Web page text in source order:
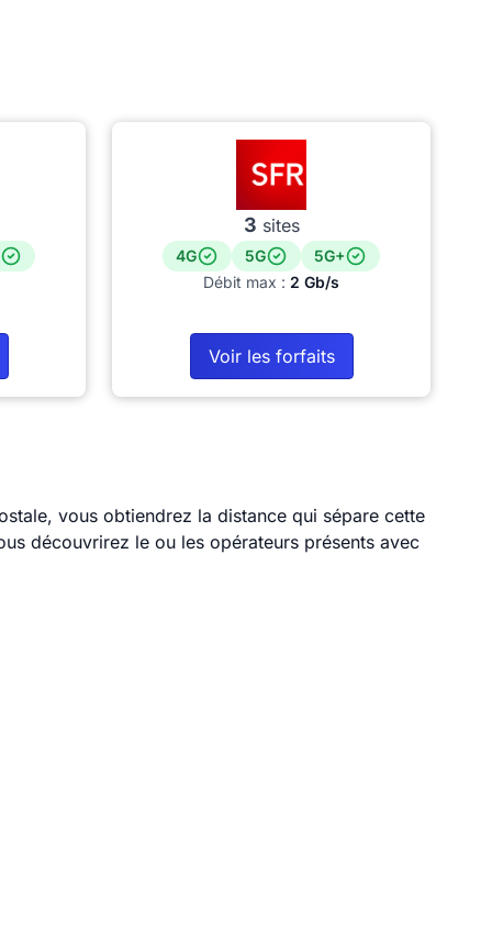
3 sites
4G 5G
5G+
Débit max : 2 Gb/s
Voir les forfaits
vous obtiendrez la distance qui sépare cette
découvrirez le ou les opérateurs présents avec